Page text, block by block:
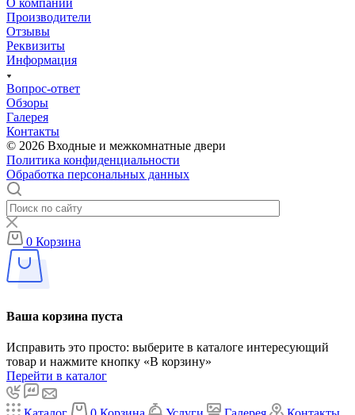
О компании
Производители
Отзывы
Реквизиты
Информация
Вопрос-ответ
Обзоры
Галерея
Контакты
© 2026 Входные и межкомнатные двери
Политика конфиденциальности
Обработка персональных данных
0 Корзина
Ваша корзина пуста
Исправить это просто: выберите в каталоге интересующий
товар и нажмите кнопку «В корзину»
Перейти в каталог